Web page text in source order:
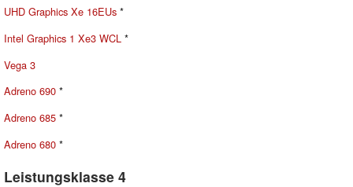
UHD Graphics Xe 16EUs *
Intel Graphics 1 Xe3 WCL *
Vega 3
Adreno 690 *
Adreno 685 *
Adreno 680 *
Leistungsklasse 4